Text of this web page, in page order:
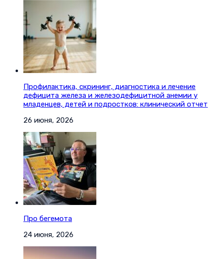
Профилактика, скрининг, диагностика и лечение
дефицита железа и железодефицитной анемии у
младенцев, детей и подростков: клинический отчет
26 июня, 2026
Про бегемота
24 июня, 2026